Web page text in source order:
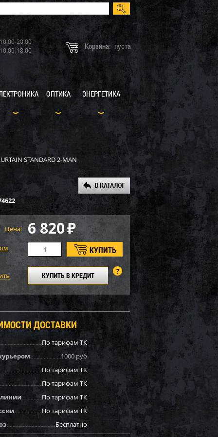
10:00-20:00
10:00-18:00
Корзина: пуста
ОПТИКА ЭНЕРГЕТИКА
STANDARD 2-MAN
Цена: 6 820₽
КУПИТЬ В КРЕДИТ
ДОСТАВКИ
По тарифам ТК
1000 руб
По тарифам ТК
По тарифам ТК
По тарифам ТК
По тарифам ТК
Бесплатно